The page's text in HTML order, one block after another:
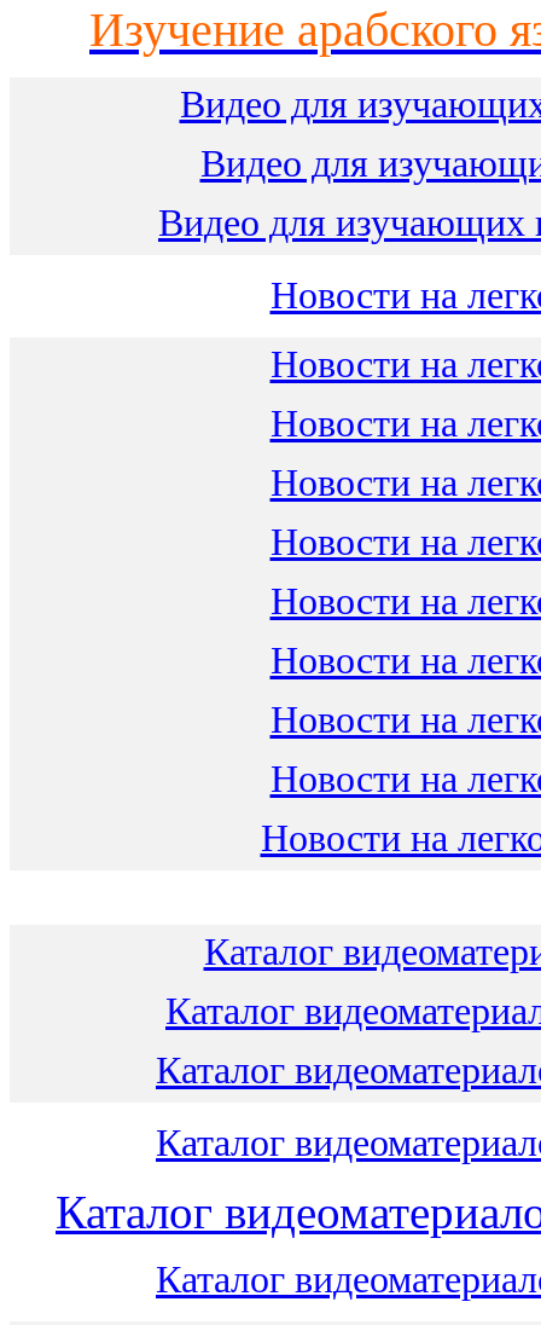
Изучение арабского
Видео для
Видео для
Видео для изучающих
Новости на
Новости на
Новости на
Новости на
Новости на
Новости на
Новости на
Новости на
Новости на
Новости на
Каталог
Каталог
Каталог
Каталог
Каталог
Каталог